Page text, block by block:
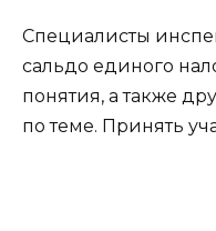
Специалисты
сальдо единого
понятия, а также
по теме. Принять